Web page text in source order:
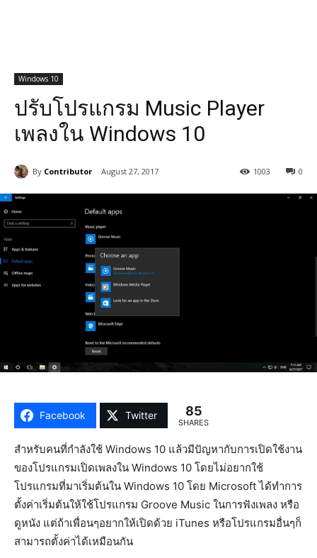
Windows 10
ปรับโปรแกรม Music Player
เพลงใน Windows 10
By Contributor August 27, 2017 0
1003
Facebook Twitter 85
SHARES
สำหรับคนที่กำลังใช้ Windows 10 แล้วมีปัญหากับการเปิดใช้งาน
ของโปรแกรมเปิดเพลงใน Windows 10 โดยไม่อยากใช้
โปรแกรมที่มาเริ่มต้นใน Windows 10 โดย Microsoft ได้ทำการ
ตั้งค่าเริ่มต้นให้ใช้โปรแกรม Groove Music ในการฟังเพลง หรือ
ดูหนัง แต่ถ้าเพื่อนๆอยากให้เปิดด้วย iTunes หรือโปรแกรมอื่นๆก็
สามารถตั้งค่าได้เหมือนกัน